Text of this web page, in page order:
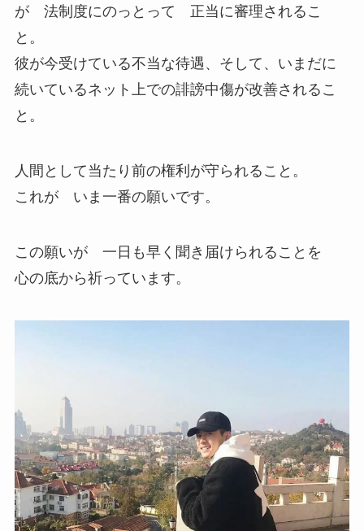
が 法制度にのっとって 正当に審理されるこ
と。
彼が今受けている不当な待遇、そして、いまだに
続いているネット上での誹謗中傷が改善されるこ
と。
人間として当たり前の権利が守られること。
これが いま一番の願いです。
この願いが 一日も早く聞き届けられることを
心の底から祈っています。